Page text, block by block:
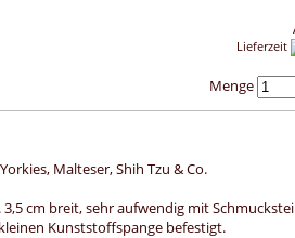
Lieferzeit
Menge
Malteser, Shih Tzu & Co.
3,5 cm breit, sehr aufwendig mit
Kunststoffspange befestigt.